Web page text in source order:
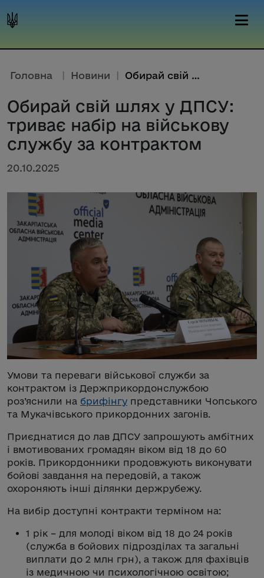
Головна | Новини | Обирай свій шлях у ДПСУ: трива...
Обирай свій шлях у ДПСУ:
триває набір на військову
службу за контрактом
20.10.2025
Умови та переваги військової служби за
контрактом із Держприкордонслужбою
роз’яснили на брифінгу представники Чопського
та Мукачівського прикордонних загонів.
Приєднатися до лав ДПСУ запрошують амбітних
і вмотивованих громадян віком від 18 до 60
років. Прикордонники продовжують виконувати
бойові завдання на передовій, а також
охороняють інші ділянки держрубежу.
На вибір доступні контракти терміном на:
1 рік – для молоді віком від 18 до 24 років
(служба в бойових підрозділах та загальні
виплати до 2 млн грн), а також для фахівців
із медичною чи психологічною освітою;